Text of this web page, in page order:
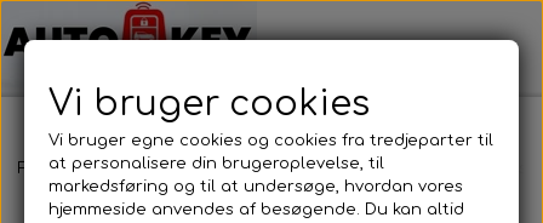
Forside Bilnøgler Peugeot Nøglehus Peugeot - Nøglehus
Vi bruger cookies
Vi bruger egne cookies og cookies fra tredjeparter til
at personalisere din brugeroplevelse, til
markedsføring og til at undersøge, hvordan vores
hjemmeside anvendes af besøgende. Du kan altid